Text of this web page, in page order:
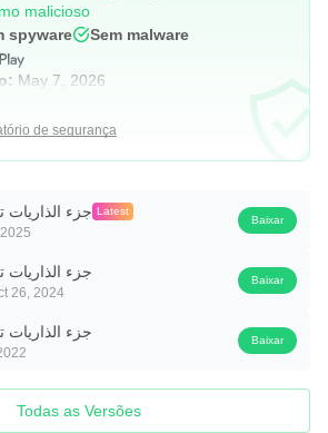
malicioso
spyware
Sem malware
May 7, 2026
de segurança
جزء الذاريات Latest
Baixar
جزء الذاريات
26, 2024
Baixar
جزء الذاريات Baixar
Todas as Versões